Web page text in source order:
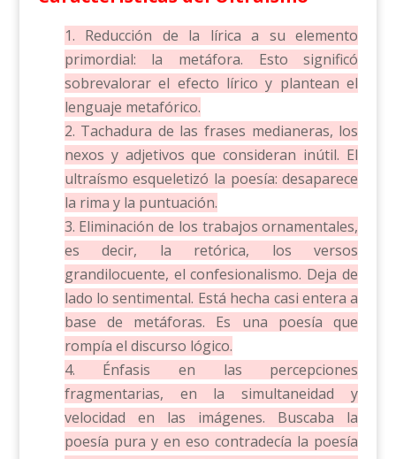
1. Reducción de la lírica a su elemento
primordial: la metáfora. Esto significó
sobrevalorar el efecto lírico y plantean el
lenguaje metafórico.
2. Tachadura de las frases medianeras, los
nexos y adjetivos que consideran inútil. El
ultraísmo esqueletizó la poesía: desaparece
la rima y la puntuación.
3. Eliminación de los trabajos ornamentales,
es decir, la retórica, los versos
grandilocuente, el confesionalismo. Deja de
lado lo sentimental. Está hecha casi entera a
base de metáforas. Es una poesía que
rompía el discurso lógico.
4. Énfasis en las percepciones
fragmentarias, en la simultaneidad y
velocidad en las imágenes. Buscaba la
poesía pura y en eso contradecía la poesía